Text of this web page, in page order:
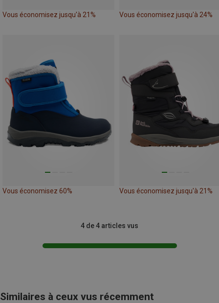
Vous économisez jusqu'à 21% Vous économisez jusqu'à 24%
Vous économisez 60% Vous économisez jusqu'à 21%
4 de 4 articles vus
Similaires à ceux vus récemment